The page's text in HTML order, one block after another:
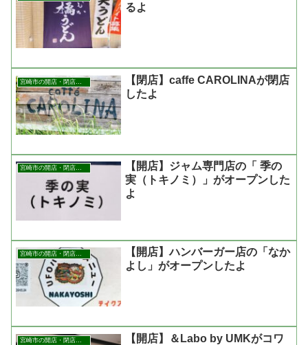
るよ
【閉店】caffe CAROLINAが閉店
したよ
宮崎市の開店・閉店まとめ
【開店】ジャム専門店の「 季の
実（トキノミ）」がオープンした
よ
宮崎市の開店・閉店まとめ
【開店】ハンバーガー店の「なか
よし」がオープンしたよ
【開店】＆Labo by UMKがコワ